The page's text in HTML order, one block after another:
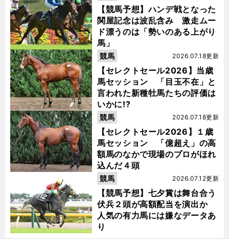
【競馬予想】ハンデ戦となった
関屋記念は波乱含み 激走ムー
ド漂うのは「勢いのある上がり
馬」
【セレクトセール2026】当歳
馬セッション 「目玉不在」と
言われた新種牡馬たちの評価は
いかに!?
2026.07.18更新
競馬
【セレクトセール2026】１歳
馬セッション 「億超え」の高
額馬のなかで現場のプロがほれ
込んだ４頭
2026.07.18更新
競馬
【競馬予想】七夕賞は舞台合う
伏兵２頭が高額配当を演出か
人気の有力馬には嫌なデータあ
り
2026.07.12更新
競馬